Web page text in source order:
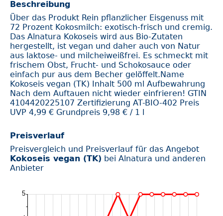
Beschreibung
Über das Produkt Rein pflanzlicher Eisgenuss mit
72 Prozent Kokosmilch: exotisch-frisch und cremig.
Das Alnatura Kokoseis wird aus Bio-Zutaten
hergestellt, ist vegan und daher auch von Natur
aus laktose- und milcheiweißfrei. Es schmeckt mit
frischem Obst, Frucht- und Schokosauce oder
einfach pur aus dem Becher gelöffelt.Name
Kokoseis vegan (TK) Inhalt 500 ml Aufbewahrung
Nach dem Auftauen nicht wieder einfrieren! GTIN
4104420225107 Zertifizierung AT-BIO-402 Preis
UVP 4,99 € Grundpreis 9,98 € / 1 l
Preisverlauf
Preisvergleich und Preisverlauf für das Angebot
Kokoseis vegan (TK) bei Alnatura und anderen
Anbieter